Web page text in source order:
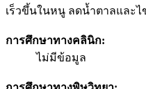
เร็วขึ้นในหนู ลดน้ำตาลและ
การศึกษาทางคลินิก:
ไม่มีข้อมูล